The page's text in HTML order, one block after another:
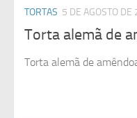
TORTAS 5 DE AGOSTO DE
Torta alemã de
Torta alemã de